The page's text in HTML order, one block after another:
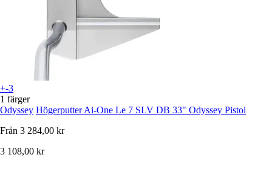
+-3
1 färger
Odyssey Högerputter Ai-One Le 7 SLV DB 33" Odyssey Pistol
Från 3 284,00 kr
3 108,00 kr